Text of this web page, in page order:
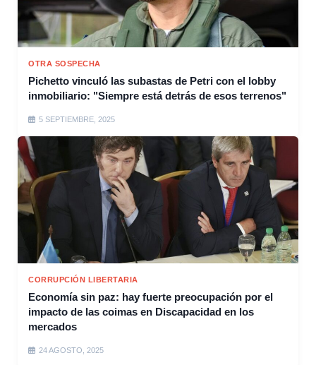
OTRA SOSPECHA
Pichetto vinculó las subastas de Petri con el lobby
inmobiliario: "Siempre está detrás de esos terrenos"
5 SEPTIEMBRE, 2025
CORRUPCIÓN LIBERTARIA
Economía sin paz: hay fuerte preocupación por el
impacto de las coimas en Discapacidad en los
mercados
24 AGOSTO, 2025